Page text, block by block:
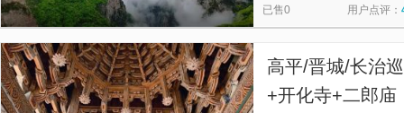
信
息
司徒小镇 玉皇庙 晋城博物馆 晋
立安潭 Tour Rừng Dừa Thuyền Thúng
已售0 用户点评：
高平/晋城/长治
+开化寺+二郎庙